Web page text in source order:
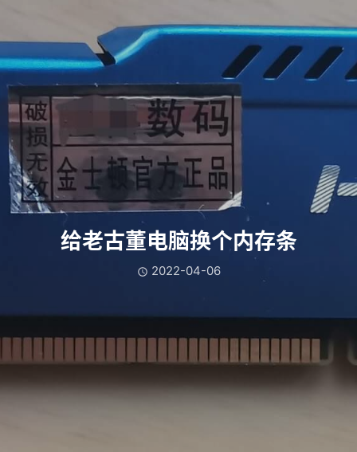
给老古董电脑换个内存条
 2022-04-06